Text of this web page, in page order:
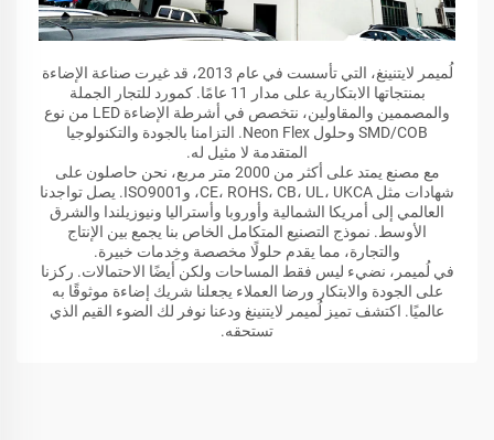
لُميمر لايتنينغ، التي تأسست في عام 2013، قد غيرت صناعة الإضاءة
بمنتجاتها الابتكارية على مدار 11 عامًا. كمورد للتجار الجملة
والمصممين والمقاولين، نتخصص في أشرطة الإضاءة LED من نوع
SMD/COB وحلول Neon Flex. التزامنا بالجودة والتكنولوجيا
المتقدمة لا مثيل له.
مع مصنع يمتد على أكثر من 2000 متر مربع، نحن حاصلون على
شهادات مثل CE، ROHS، CB، UL، UKCA، وISO9001. يصل تواجدنا
العالمي إلى أمريكا الشمالية وأوروبا وأستراليا ونيوزيلندا والشرق
الأوسط. نموذج التصنيع المتكامل الخاص بنا يجمع بين الإنتاج
والتجارة، مما يقدم حلولًا مخصصة وخِدمات خبيرة.
في لُميمر، نضيء ليس فقط المساحات ولكن أيضًا الاحتمالات. ركزنا
على الجودة والابتكار ورضا العملاء يجعلنا شريك إضاءة موثوقًا به
عالميًا. اكتشف تميز لُميمر لايتنينغ ودعنا نوفر لك الضوء القيم الذي
تستحقه.